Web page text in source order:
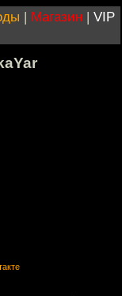
| Магазин | VIP